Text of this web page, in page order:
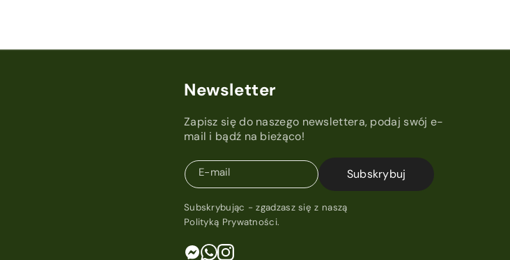
Newsletter
Zapisz się do naszego newslettera, podaj swój e-
mail i bądź na bieżąco!
E-mail Subskrybuj
Subskrybując - zgadzasz się z naszą
Polityką Prywatności.